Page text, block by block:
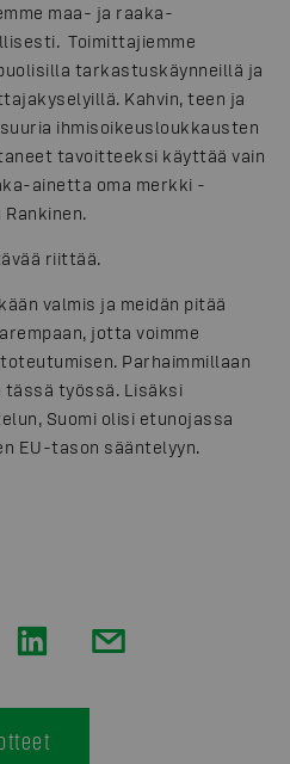
maa- ja raaka-
Toimittajiemme
tarkastuskäynneillä ja
Kahvin, teen ja
ihmisoikeusloukkausten
tavoitteeksi käyttää vain
ainetta oma merkki -
riittää.
valmis ja meidän pitää
jotta voimme
Parhaimmillaan
tässä työssä. Lisäksi
Suomi olisi etunojassa
EU-tason sääntelyyn.